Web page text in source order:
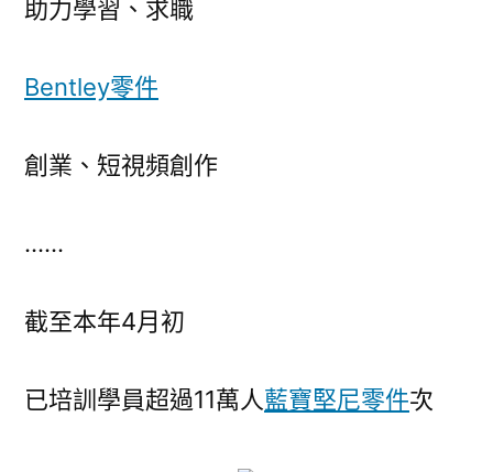
助力學習、求職
Bentley零件
創業、短視頻創作
……
截至本年4月初
已培訓學員超過11萬人藍寶堅尼零件次